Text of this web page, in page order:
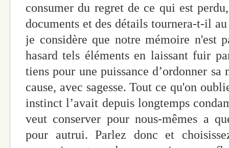
consumer du regret de ce qui est
documents et des détails tournera-t-il
je considère que notre mémoire n'est
hasard tels éléments en laissant fuir
tiens pour une puissance d’ordonner sa
cause, avec sagesse. Tout ce qu'on
instinct l’avait depuis longtemps
veut conserver pour nous-mêmes a
pour autrui. Parlez donc et